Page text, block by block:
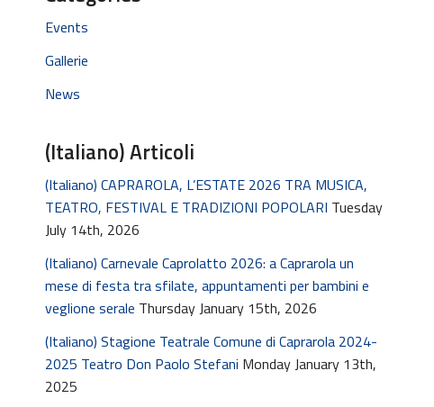
Events
Gallerie
News
(Italiano) Articoli
(Italiano) CAPRAROLA, L’ESTATE 2026 TRA MUSICA,
TEATRO, FESTIVAL E TRADIZIONI POPOLARI Tuesday
July 14th, 2026
(Italiano) Carnevale Caprolatto 2026: a Caprarola un
mese di festa tra sfilate, appuntamenti per bambini e
veglione serale Thursday January 15th, 2026
(Italiano) Stagione Teatrale Comune di Caprarola 2024-
2025 Teatro Don Paolo Stefani Monday January 13th,
2025